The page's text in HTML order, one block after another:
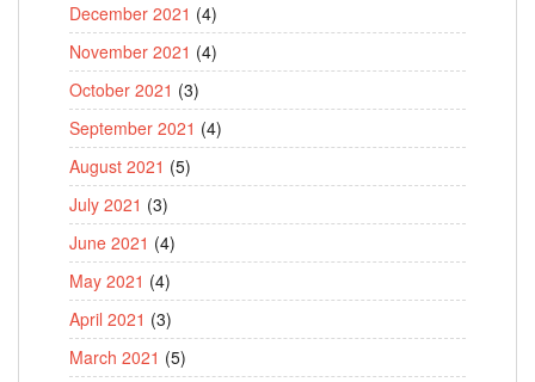
December 2021 (4)
November 2021 (4)
October 2021 (3)
September 2021 (4)
August 2021 (5)
July 2021 (3)
June 2021 (4)
May 2021 (4)
April 2021 (3)
March 2021 (5)